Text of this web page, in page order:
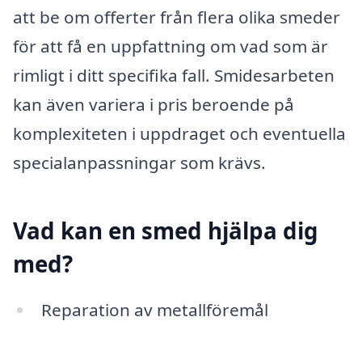
att be om offerter från flera olika smeder
för att få en uppfattning om vad som är
rimligt i ditt specifika fall. Smidesarbeten
kan även variera i pris beroende på
komplexiteten i uppdraget och eventuella
specialanpassningar som krävs.
Vad kan en smed hjälpa dig
med?
Reparation av metallföremål